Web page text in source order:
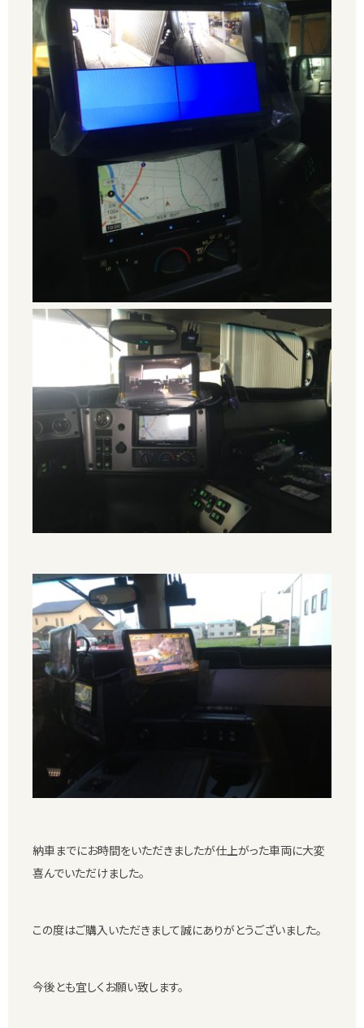
納車までにお時間をいただきましたが仕上がった車両に大変
喜んでいただけました。
この度はご購入いただきまして誠にありがとうございました。
今後とも宜しくお願い致します。